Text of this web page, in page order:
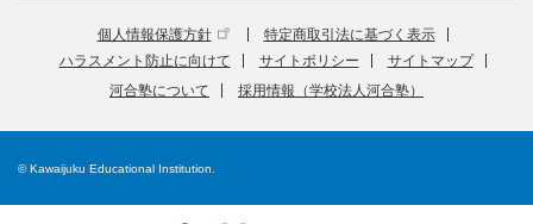
個人情報保護方針
特定商取引法に基づく表示
ハラスメント防止に向けて
サイトポリシー
サイトマップ
河合塾について
採用情報（学校法人河合塾）
© Kawaijuku Educational Institution.